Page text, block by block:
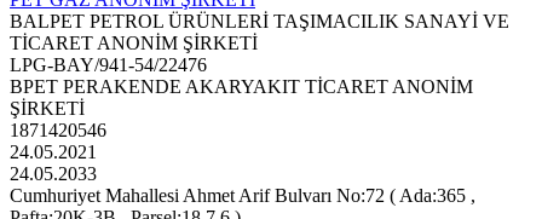
BALPET PETROL ÜRÜNLERİ TAŞIMACILIK SANAYİ VE
TİCARET ANONİM ŞİRKETİ
LPG-BAY/941-54/22476
BPET PERAKENDE AKARYAKIT TİCARET ANONİM
ŞİRKETİ
1871420546
24.05.2021
24.05.2033
Cumhuriyet Mahallesi Ahmet Arif Bulvarı No:72 ( Ada:365 ,